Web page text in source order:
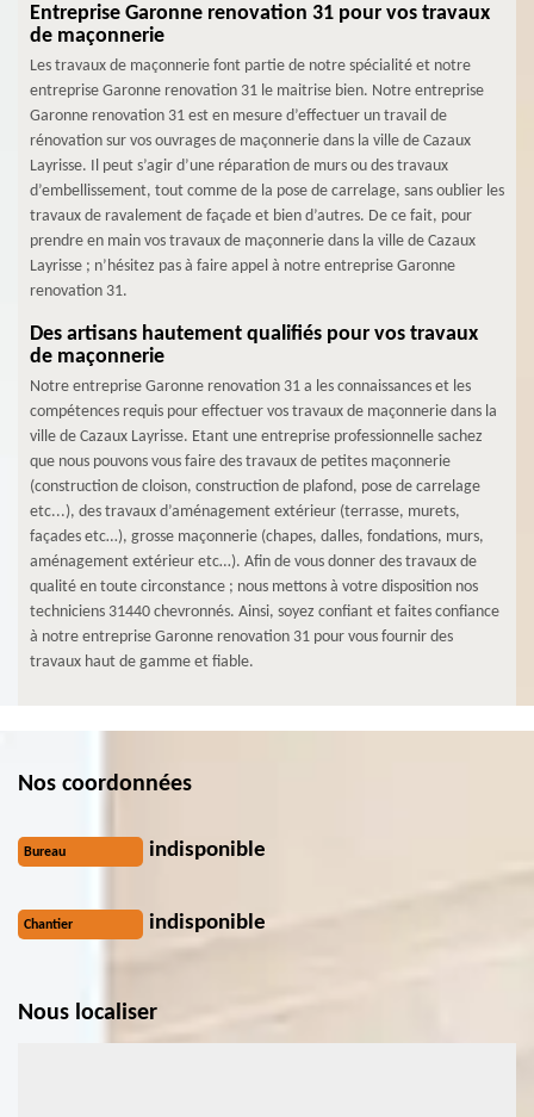
Entreprise Garonne renovation 31 pour vos travaux
de maçonnerie
Les travaux de maçonnerie font partie de notre spécialité et notre
entreprise Garonne renovation 31 le maitrise bien. Notre entreprise
Garonne renovation 31 est en mesure d’effectuer un travail de
rénovation sur vos ouvrages de maçonnerie dans la ville de Cazaux
Layrisse. Il peut s’agir d’une réparation de murs ou des travaux
d’embellissement, tout comme de la pose de carrelage, sans oublier les
travaux de ravalement de façade et bien d’autres. De ce fait, pour
prendre en main vos travaux de maçonnerie dans la ville de Cazaux
Layrisse ; n’hésitez pas à faire appel à notre entreprise Garonne
renovation 31.
Des artisans hautement qualifiés pour vos travaux
de maçonnerie
Notre entreprise Garonne renovation 31 a les connaissances et les
compétences requis pour effectuer vos travaux de maçonnerie dans la
ville de Cazaux Layrisse. Etant une entreprise professionnelle sachez
que nous pouvons vous faire des travaux de petites maçonnerie
(construction de cloison, construction de plafond, pose de carrelage
etc...), des travaux d’aménagement extérieur (terrasse, murets,
façades etc…), grosse maçonnerie (chapes, dalles, fondations, murs,
aménagement extérieur etc…). Afin de vous donner des travaux de
qualité en toute circonstance ; nous mettons à votre disposition nos
techniciens 31440 chevronnés. Ainsi, soyez confiant et faites confiance
à notre entreprise Garonne renovation 31 pour vous fournir des
travaux haut de gamme et fiable.
Nos coordonnées
Bureau indisponible
Chantier indisponible
Nous localiser